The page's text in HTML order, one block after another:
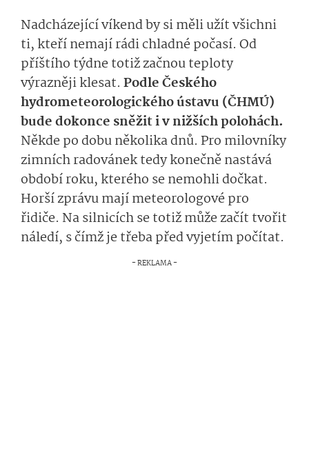
Nadcházející víkend by si měli užít všichni
ti, kteří nemají rádi chladné počasí. Od
příštího týdne totiž začnou teploty
výrazněji klesat. Podle Českého
hydrometeorolo­gického ústavu (ČHMÚ)
bude dokonce sněžit i v nižších polohách.
Někde po dobuněkolika dnů. Pro milovníky
zimních radovánek tedy konečně nastává
období roku, kterého se nemohli dočkat.
Horší zprávu mají meteorologové pro
řidiče. Na silnicích se totiž může začít tvořit
náledí, s čímž je třeba před vyjetím počítat.